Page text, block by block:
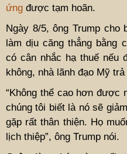
ứng được tạm hoãn.
Ngày 8/5, ông Trump
làm dịu căng thẳng bằng
có cân nhắc hạ thuế nếu
không, nhà lãnh đạo Mỹ
“Không thể cao hơn được
chúng tôi biết là nó sẽ
gặp rất thân thiện. Họ
lịch thiệp”, ông Trump nói.